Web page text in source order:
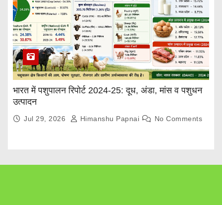
भारत में पशुपालन रिपोर्ट 2024-25: दूध, अंडा, मांस व पशुधन
उत्पादन
Jul 29, 2026 Himanshu Papnai No Comments